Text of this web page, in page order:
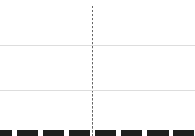
ค้นหาข้อเสนอ
ค้นหาข้อเสนอ
disclaimer. ค้นหาข้อเสนอ
offers-disclaimer. ค้นหาข้อเสนอ
offers-disclaimer. ค้นหาข้อเ
view-offers-disclaimer. ค้นหา
cmp-view-offers-disclaimer.
cmp-view-offers-
TRV–SIN: cmp-view-offers-
TRV–SIN: cmp-view-
TRV–SIN: cmp-